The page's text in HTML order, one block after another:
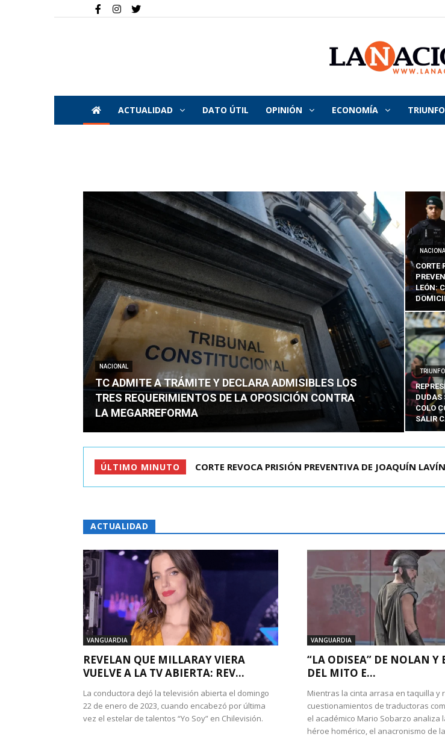
La
Nación
ACTUALIDAD DATO ÚTIL OPINIÓN ECONOMÍA TRIUNFO
NACIONAL
TC ADMITE A TRÁMITE Y DECLARA ADMISIBLES LOS
TRES REQUERIMIENTOS DE LA OPOSICIÓN CONTRA
LA MEGARREFORMA
NACIONAL
CORTE
LEÓN:
TRIUNFO
DUDAS
COLO
SALIR
ÚLTIMO MINUTO ARRAU DETALLÓ AGENDA CONTRA EL CRIMEN
ACTUALIDAD
VANGUARDIA
REVELAN QUE MILLARAY VIERA
VUELVE A LA TV ABIERTA: REV...
La conductora dejó la televisión abierta el domingo
22 de enero de 2023, cuando encabezó por última
vez el estelar de talentos “Yo Soy” en Chilevisión.
VANGUARDIA
“LA ODISEA” DE NOLAN Y
DEL MITO E...
Mientras la cinta arrasa en taquilla y
cuestionamientos de traductoras
el académico Mario Sobarzo analiza
héroe homérico, el anacronismo de